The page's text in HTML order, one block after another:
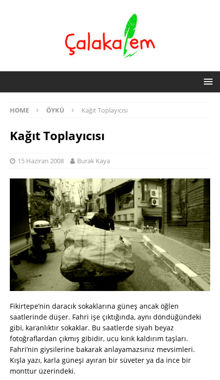
HOME ÖYKÜ Kağıt Toplayıcısı
Kağıt Toplayıcısı
15 Haziran 2008 Burak Kaya
Fikirtepe’nin daracık sokaklarına güneş ancak öğlen
saatlerinde düşer. Fahri işe çıktığında, aynı döndüğündeki
gibi, karanlıktır sokaklar. Bu saatlerde siyah beyaz
fotoğraflardan çıkmış gibidir, ucu kırık kaldırım taşları.
Fahri’nin giysilerine bakarak anlayamazsınız mevsimleri.
Kışla yazı, karla güneşi ayıran bir süveter ya da ince bir
monttur üzerindeki.